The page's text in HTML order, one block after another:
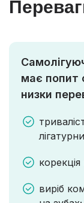
має попит
низки
виріб